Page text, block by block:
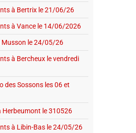
à Bertrix le 21/06/26
à Vance le 14/06/2026
Musson le 24/05/26
à Bercheux le vendredi
des Sossons les 06 et
Herbeumont le 310526
à Libin-Bas le 24/05/26